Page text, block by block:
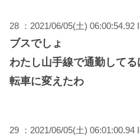
28 ：2021/06/05(土) 06:00:54.92
ブスでしょ
わたし山手線で通勤して
転車に変えたわ
29 ：2021/06/05(土) 06:01:00.94